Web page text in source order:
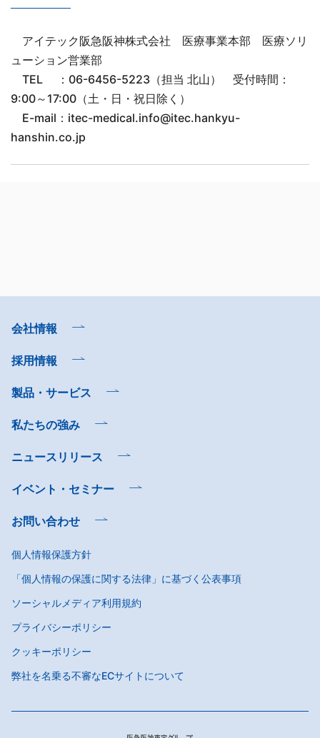
アイテック阪急阪神株式会社 医療事業本部 医療ソリ
ューション営業部
TEL ：06-6456-5223（担当 北山） 受付時間：
9:00～17:00（土・日・祝日除く）
E-mail：itec-medical.info@itec.hankyu-
hanshin.co.jp
会社情報
採用情報
製品・サービス
私たちの強み
ニュースリリース
イベント・セミナー
お問い合わせ
個人情報保護方針
「個人情報の保護に関する法律」に基づく公表事項
ソーシャルメディア利用規約
プライバシーポリシー
クッキーポリシー
弊社を名乗る不審なECサイトについて